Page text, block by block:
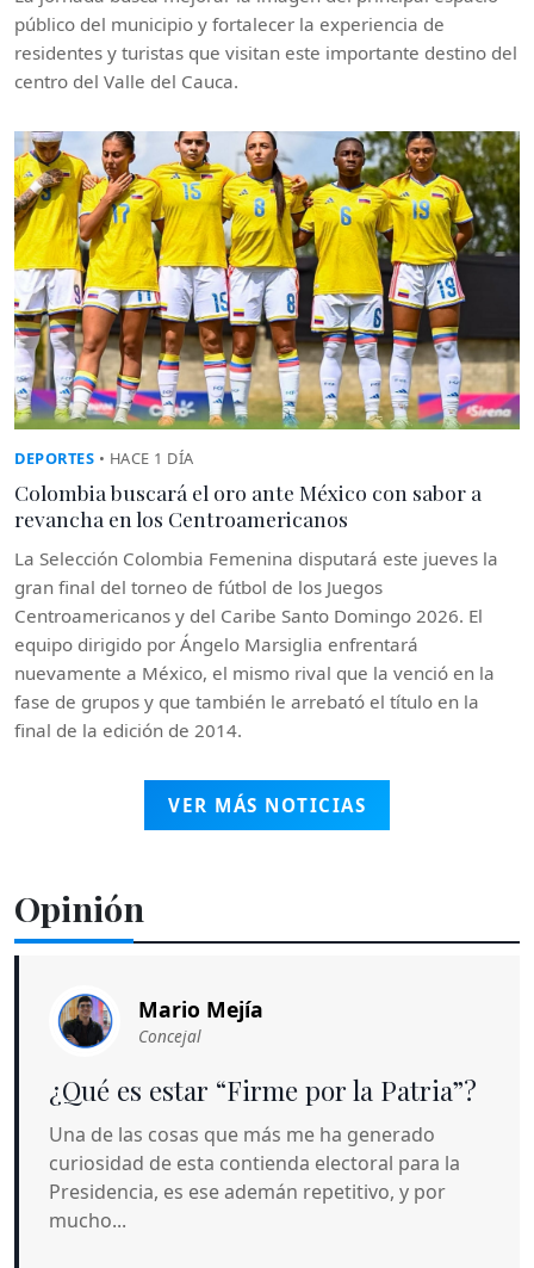
público del municipio y fortalecer la experiencia de
residentes y turistas que visitan este importante destino del
centro del Valle del Cauca.
DEPORTES • HACE 1 DÍA
Colombia buscará el oro ante México con sabor a
revancha en los Centroamericanos
La Selección Colombia Femenina disputará este jueves la
gran final del torneo de fútbol de los Juegos
Centroamericanos y del Caribe Santo Domingo 2026. El
equipo dirigido por Ángelo Marsiglia enfrentará
nuevamente a México, el mismo rival que la venció en la
fase de grupos y que también le arrebató el título en la
final de la edición de 2014.
VER MÁS NOTICIAS
Opinión
Mario Mejía
Concejal
¿Qué es estar “Firme por la Patria”?
Una de las cosas que más me ha generado
curiosidad de esta contienda electoral para la
Presidencia, es ese ademán repetitivo, y por
mucho...